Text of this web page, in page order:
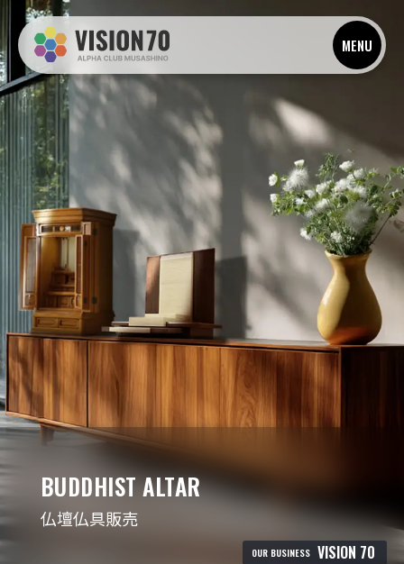
MENU
BUDDHIST ALTAR
仏壇仏具販売
OUR BUSINESS VISION 70
OUR SERVICE
目的から探す・私たちのサービス
お別れ・供養セレモニーピックアップ 事業・経営支援住まいと
資産学びと成長 安心の備え 家族のこと 暮らしのサポート
趣味非日常を楽しむ